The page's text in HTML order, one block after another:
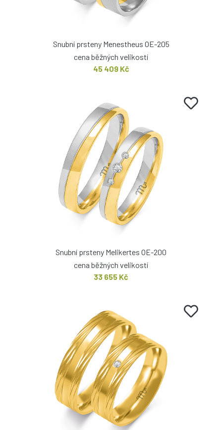
Snubní prsteny Menestheus OE-205
cena běžných velikostí
45 409 Kč
Snubní prsteny Melikertes OE-200
cena běžných velikostí
33 655 Kč